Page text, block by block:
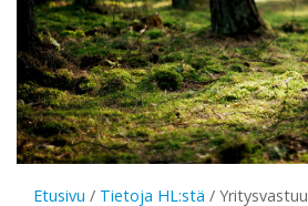
Etusivu / Tietoja HL:stä / Yritysvastuu